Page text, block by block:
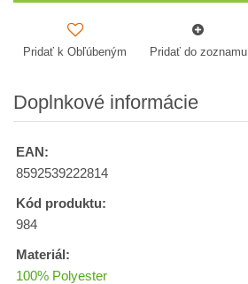
Pridať k Obľúbeným Pridať do zoznamu
Doplnkové informácie
EAN:
8592539222814
Kód produktu:
984
Materiál:
100% Polyester